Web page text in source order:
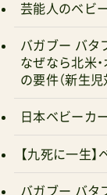
芸能人のベビ
バガブー バタ
なぜなら北米
の要件（新生
日本ベビーカ
【九死に一生
バガブー バタ